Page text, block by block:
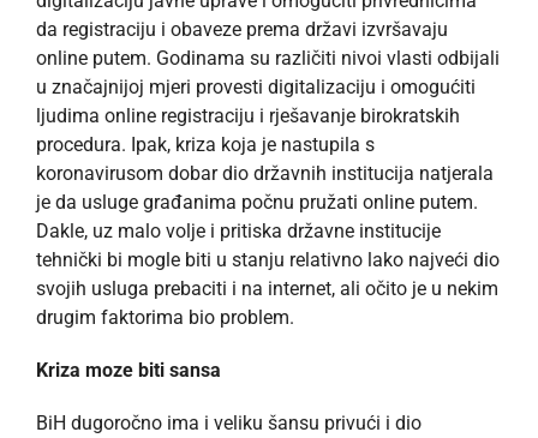
da registraciju i obaveze prema državi izvršavaju
online putem. Godinama su različiti nivoi vlasti odbijali
u značajnijoj mjeri provesti digitalizaciju i omogućiti
ljudima online registraciju i rješavanje birokratskih
procedura. Ipak, kriza koja je nastupila s
koronavirusom dobar dio državnih institucija natjerala
je da usluge građanima počnu pružati online putem.
Dakle, uz malo volje i pritiska državne institucije
tehnički bi mogle biti u stanju relativno lako najveći dio
svojih usluga prebaciti i na internet, ali očito je u nekim
drugim faktorima bio problem.
Kriza moze biti sansa
BiH dugoročno ima i veliku šansu privući i dio